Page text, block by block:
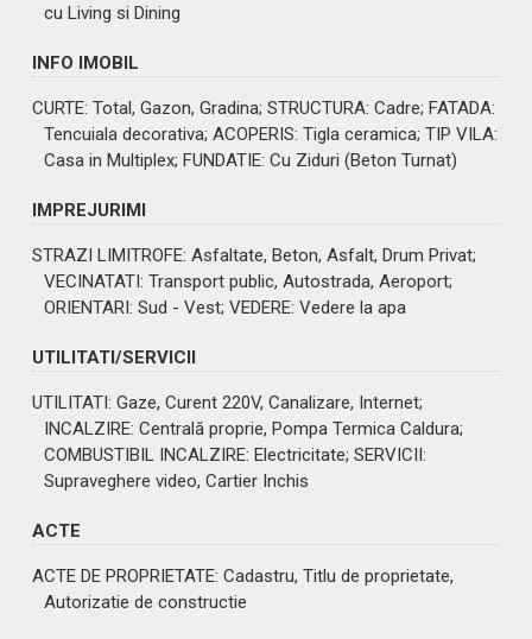
cu Living si Dining
INFO IMOBIL
CURTE: Total, Gazon, Gradina; STRUCTURA: Cadre; FATADA:
Tencuiala decorativa; ACOPERIS: Tigla ceramica; TIP VILA:
Casa in Multiplex; FUNDATIE: Cu Ziduri (Beton Turnat)
IMPREJURIMI
STRAZI LIMITROFE: Asfaltate, Beton, Asfalt, Drum Privat;
VECINATATI: Transport public, Autostrada, Aeroport;
ORIENTARI: Sud - Vest; VEDERE: Vedere la apa
UTILITATI/SERVICII
UTILITATI: Gaze, Curent 220V, Canalizare, Internet;
INCALZIRE: Centrală proprie, Pompa Termica Caldura;
COMBUSTIBIL INCALZIRE: Electricitate; SERVICII:
Supraveghere video, Cartier Inchis
ACTE
ACTE DE PROPRIETATE: Cadastru, Titlu de proprietate,
Autorizatie de constructie